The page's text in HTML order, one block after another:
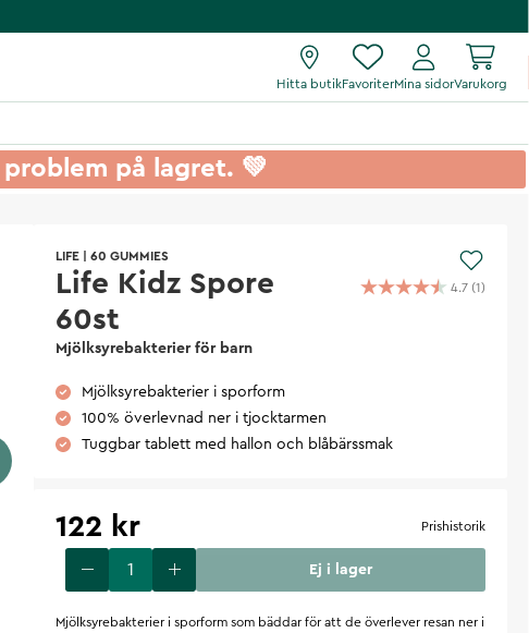
Hitta butikFavoriterMina sidorVarukorg
på lagret. 💚
LIFE 60 GUMMIES
Life Kidz Spore
60st
Mjölksyrebakterier för barn
4.7 (1)
Mjölksyrebakterier i sporform
100% överlevnad ner i tjocktarmen
Tuggbar tablett med hallon och blåbärssmak
122 kr Prishistorik
Ej i lager
Mjölksyrebakterier i sporform som bäddar för att de överlever resan ner i